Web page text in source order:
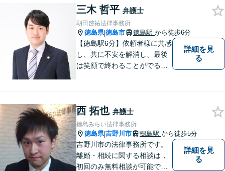
幅広くご相談を受付中。実務
経験15年以上の弁護士が誠
実、丁寧に対応致します。
【無料相談あり】
三木 哲平 弁護士
朝田啓祐法律事務所
徳島県|徳島市 徳島駅 から徒歩6分
【徳島駅6分】依頼者様に共感
し、共に不安を解消し、最後
は笑顔で終わることがでるよ
相談にのっています。 まずは
ご相談ください。
詳細を見
る
西 拓也 弁護士
徳島みらい法律事務所
徳島県|吉野川市 鴨島駅 から徒歩5分
吉野川市の法律事務所です。
離婚・相続に関する相談は，
初回のみ無料相談が可能です
詳細を見
る